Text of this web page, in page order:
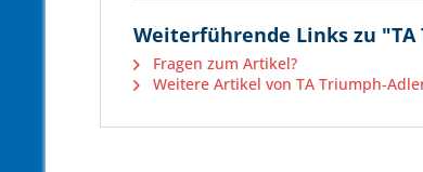
Weiterführende Links zu "TA
Fragen zum Artikel?
Weitere Artikel von TA Triumph-